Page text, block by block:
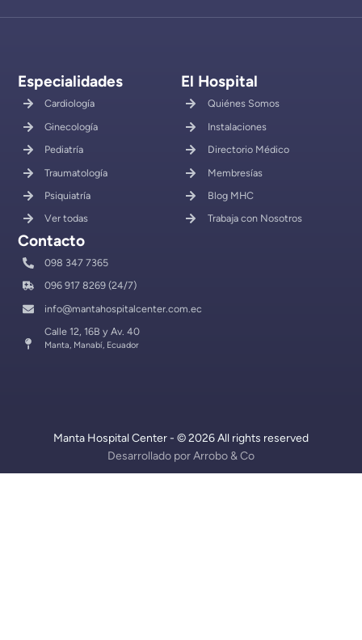
Especialidades
Cardiología
Ginecología
Pediatría
Traumatología
Psiquiatría
Ver todas
El Hospital
Quiénes Somos
Instalaciones
Directorio Médico
Membresías
Blog MHC
Trabaja con Nosotros
Contacto
098 347 7365
096 917 8269 (24/7)
info@mantahospitalcenter.com.ec
Calle 12, 16B y Av. 40
Manta, Manabí, Ecuador
Manta Hospital Center - © 2026 All rights reserved
Desarrollado porArrobo & Co